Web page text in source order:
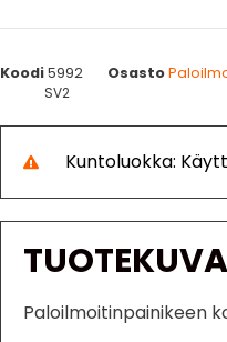
Koodi5992 Osasto
SV2
Kuntoluokka:
Paloilmoitinpainikeen